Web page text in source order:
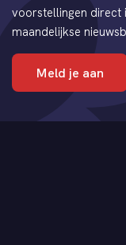
voorstellingen direct
maandelijkse
Meld je aan